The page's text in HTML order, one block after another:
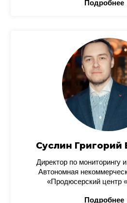
Подробнее
Суслин Григорий
Директор по мониторингу
Автономная
«Продюсерский центр
Подробнее